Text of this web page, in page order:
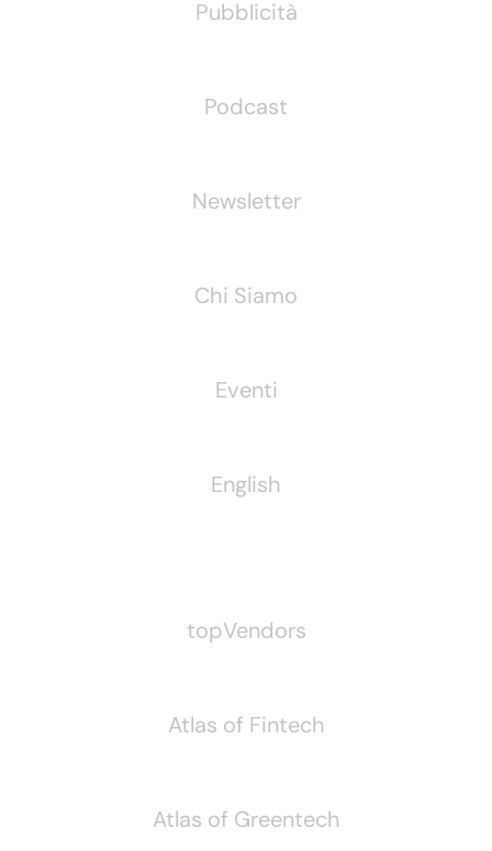
Pubblicità
Podcast
Newsletter
Chi Siamo
Eventi
English
topVendors
Atlas of Fintech
Atlas of Greentech